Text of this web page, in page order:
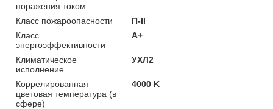
поражения током
Класс пожароопасности
П-ІІ
Класс
энергоэффективности
A+
Климатическое
исполнение
УХЛ2
Коррелированная
цветовая температура (в
сфере)
4000 K